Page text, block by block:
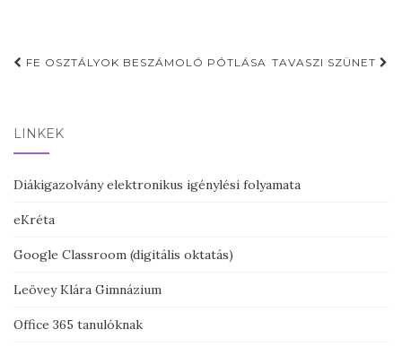
Post
FE OSZTÁLYOK BESZÁMOLÓ PÓTLÁSA TAVASZI SZÜNET
LINKEK
Diákigazolvány elektronikus igénylési folyamata
eKréta
Google Classroom (digitális oktatás)
Leövey Klára Gimnázium
Office 365 tanulóknak